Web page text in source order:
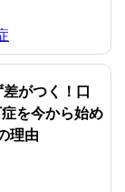
がつく！口
を今から始め
理由